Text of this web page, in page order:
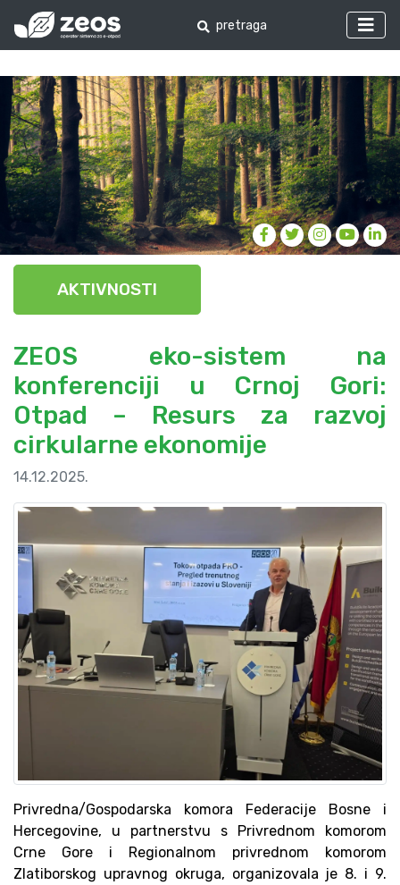
AKTIVNOSTI
ZEOS eko-sistem na
konferenciji u Crnoj Gori:
Otpad – Resurs za razvoj
cirkularne ekonomije
14.12.2025.
Privredna/Gospodarska komora Federacije Bosne i
Hercegovine, u partnerstvu s Privrednom komorom
Crne Gore i Regionalnom privrednom komorom
Zlatiborskog upravnog okruga, organizovala je 8. i 9.